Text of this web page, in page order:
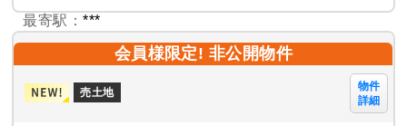
最寄駅：***
会員様限定! 非公開物件
売土地
物件
詳細